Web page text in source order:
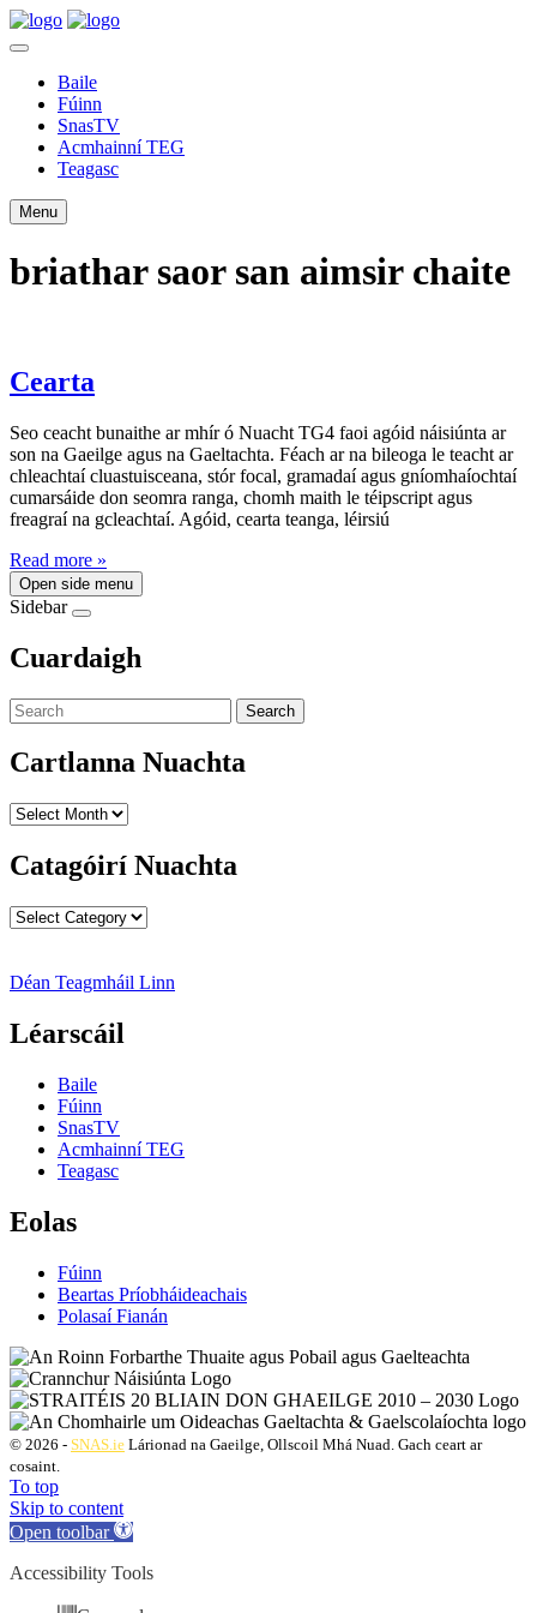
Baile
Fúinn
SnasTV
Acmhainní TEG
Teagasc
Menu
briathar saor san aimsir chaite
Cearta
Seo ceacht bunaithe ar mhír ó Nuacht TG4 faoi agóid náisiúnta ar
son na Gaeilge agus na Gaeltachta. Féach ar na bileoga le teacht ar
chleachtaí cluastuisceana, stór focal, gramadaí agus gníomhaíochtaí
cumarsáide don seomra ranga, chomh maith le téipscript agus
freagraí na gcleachtaí. Agóid, cearta teanga, léirsiú
Read more »
Open side menu
Sidebar
Cuardaigh
Search
Cartlanna Nuachta
Cartlanna
Catagóirí Nuachta
Catagóirí
Déan Teagmháil Linn
Léarscáil
Baile
Fúinn
SnasTV
Acmhainní TEG
Teagasc
Eolas
Fúinn
Beartas Príobháideachais
Polasaí Fianán
© 2026 - SNAS.ie Lárionad na Gaeilge, Ollscoil Mhá Nuad. Gach ceart ar
cosaint.
To top
Skip to content
Open toolbar
Accessibility Tools